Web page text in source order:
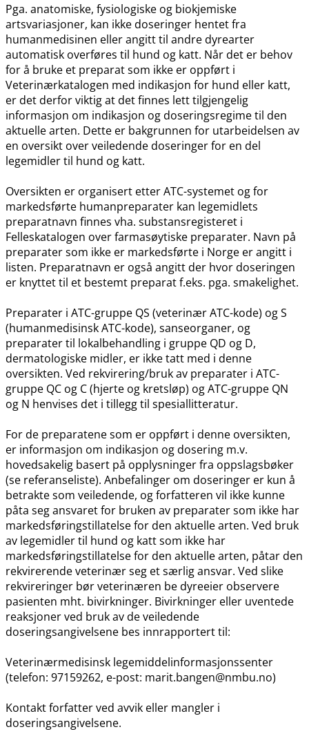
Pga. anatomiske, fysiologiske og biokjemiske
artsvariasjoner, kan ikke doseringer hentet fra
humanmedisinen eller angitt til andre dyrearter
automatisk overføres til hund og katt. Når det er behov
for å bruke et preparat som ikke er oppført i
Veterinærkatalogen med indikasjon for hund eller katt,
er det derfor viktig at det finnes lett tilgjengelig
informasjon om indikasjon og doseringsregime til den
aktuelle arten. Dette er bakgrunnen for utarbeidelsen av
en oversikt over veiledende doseringer for en del
legemidler til hund og katt.
Oversikten er organisert etter ATC-systemet og for
markedsførte humanpreparater kan legemidlets
preparatnavn finnes vha. substansregisteret i
Felleskatalogen over farmasøytiske preparater. Navn på
preparater som ikke er markedsførte i Norge er angitt i
listen. Preparatnavn er også angitt der hvor doseringen
er knyttet til et bestemt preparat f.eks. pga. smakelighet.
Preparater i ATC-gruppe QS (veterinær ATC-kode) og S
(humanmedisinsk ATC-kode), sanseorganer, og
preparater til lokalbehandling i gruppe QD og D,
dermatologiske midler, er ikke tatt med i denne
oversikten. Ved rekvirering​/​bruk av preparater i ATC-
gruppe QC og C (hjerte og kretsløp) og ATC-gruppe QN
og N henvises det i tillegg til spesiallitteratur.
For de preparatene som er oppført i denne oversikten,
er informasjon om indikasjon og dosering m.v.
hovedsakelig basert på opplysninger fra oppslagsbøker
(se referanseliste). Anbefalinger om doseringer er kun å
betrakte som veiledende, og forfatteren vil ikke kunne
påta seg ansvaret for bruken av preparater som ikke har
markedsføringstillatelse for den aktuelle arten. Ved bruk
av legemidler til hund og katt som ikke har
markedsføringstillatelse for den aktuelle arten, påtar den
rekvirerende veterinær seg et særlig ansvar. Ved slike
rekvireringer bør veterinæren be dyreeier observere
pasienten mht. bivirkninger. Bivirkninger eller uventede
reaksjoner ved bruk av de veiledende
doseringsangivelsene bes innrapportert til:
Veterinærmedisinsk legemiddelinformasjonssenter
(telefon: 97159262, e-post: marit.bangen@nmbu.no)
Kontakt forfatter ved avvik eller mangler i
doseringsangivelsene.